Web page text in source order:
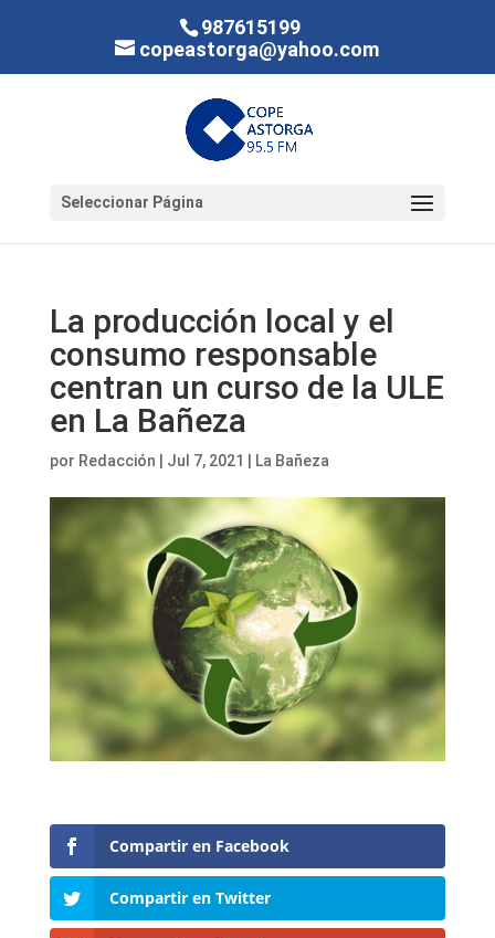
987615199
copeastorga@yahoo.com
Seleccionar Página
La producción local y el
consumo responsable
centran un curso de la ULE
en La Bañeza
por Redacción Jul 7, 2021 La Bañeza
Compartir en Facebook
Compartir en Twitter